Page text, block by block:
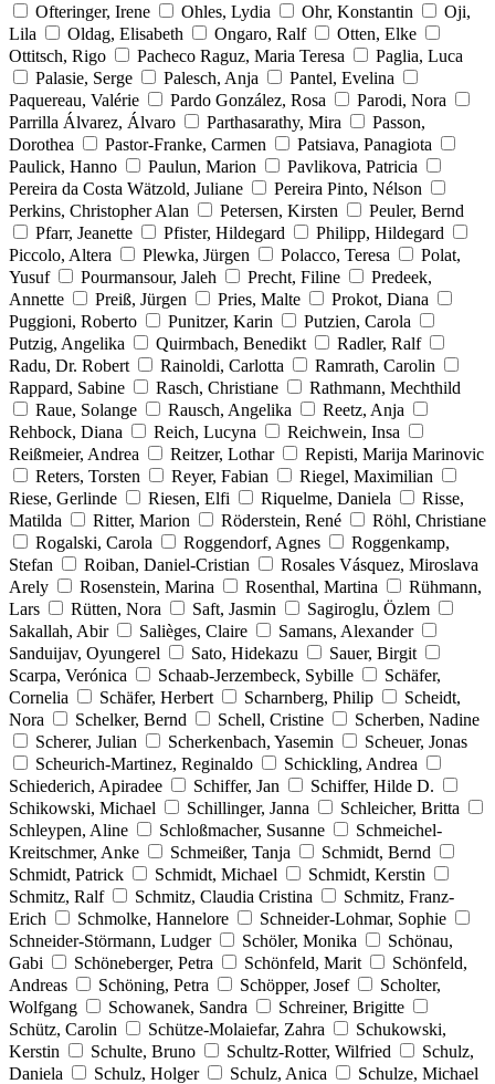
Ofteringer, Irene
Ohles, Lydia Ohr, Konstantin
Oji,
Lila
Oldag, Elisabeth Ongaro, Ralf
Otten, Elke
Ottitsch, Rigo
Pacheco Raguz, Maria Teresa
Paglia, Luca
Palasie, Serge
Palesch, Anja
Pantel, Evelina
Paquereau, Valérie
Pardo González, Rosa
Parodi, Nora
Parrilla Álvarez, Álvaro
Parthasarathy, Mira
Passon,
Dorothea
Pastor-Franke, Carmen
Patsiava, Panagiota
Paulick, Hanno
Paulun, Marion
Pavlikova, Patricia
Pereira da Costa Wätzold, Juliane
Pereira Pinto, Nélson
Perkins, Christopher Alan
Petersen, Kirsten
Peuler, Bernd
Pfarr, Jeanette
Pfister, Hildegard
Philipp, Hildegard
Piccolo, Altera
Plewka, Jürgen Polacco, Teresa
Polat,
Yusuf
Pourmansour, Jaleh Precht, Filine
Predeek,
Annette
Preiß, Jürgen Pries, Malte
Prokot, Diana
Puggioni, Roberto
Punitzer, Karin
Putzien, Carola
Putzig, Angelika
Quirmbach, Benedikt
Radler, Ralf
Radu, Dr. Robert
Rainoldi, Carlotta
Ramrath, Carolin
Rappard, Sabine
Rasch, Christiane
Rathmann, Mechthild
Raue, Solange
Rausch, Angelika
Reetz, Anja
Rehbock, Diana
Reich, Lucyna
Reichwein, Insa
Reißmeier, Andrea
Reitzer, Lothar
Repisti, Marija Marinovic
Reters, Torsten
Reyer, Fabian
Riegel, Maximilian
Riese, Gerlinde
Riesen, Elfi Riquelme, Daniela
Risse,
Matilda
Ritter, Marion Röderstein, René
Röhl, Christiane
Rogalski, Carola
Roggendorf, Agnes
Roggenkamp,
Stefan
Roiban, Daniel-Cristian
Rosales Vásquez, Miroslava
Arely
Rosenstein, Marina Rosenthal, Martina
Rühmann,
Lars
Rütten, Nora Saft, Jasmin
Sagiroglu, Özlem
Sakallah, Abir
Salièges, Claire
Samans, Alexander
Sanduijav, Oyungerel
Sato, Hidekazu
Sauer, Birgit
Scarpa, Verónica
Schaab-Jerzembeck, Sybille
Schäfer,
Cornelia
Schäfer, Herbert Scharnberg, Philip
Scheidt,
Nora
Schelker, Bernd Schell, Cristine
Scherben, Nadine
Scherer, Julian
Scherkenbach, Yasemin
Scheuer, Jonas
Scheurich-Martinez, Reginaldo
Schickling, Andrea
Schiederich, Apiradee
Schiffer, Jan
Schiffer, Hilde D.
Schikowski, Michael
Schillinger, Janna
Schleicher, Britta
Schleypen, Aline
Schloßmacher, Susanne
Schmeichel-
Kreitschmer, Anke
Schmeißer, Tanja
Schmidt, Bernd
Schmidt, Patrick
Schmidt, Michael
Schmidt, Kerstin
Schmitz, Ralf
Schmitz, Claudia Cristina
Schmitz, Franz-
Erich
Schmolke, Hannelore
Schneider-Lohmar, Sophie
Schneider-Störmann, Ludger
Schöler, Monika
Schönau,
Gabi
Schöneberger, Petra Schönfeld, Marit
Schönfeld,
Andreas
Schöning, Petra Schöpper, Josef
Scholter,
Wolfgang
Schowanek, Sandra
Schreiner, Brigitte
Schütz, Carolin
Schütze-Molaiefar, Zahra
Schukowski,
Kerstin
Schulte, Bruno Schultz-Rotter, Wilfried
Schulz,
Daniela
Schulz, Holger Schulz, Anica
Schulze, Michael